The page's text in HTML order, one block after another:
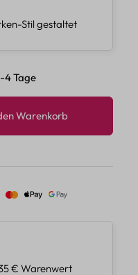
Stil gestaltet
4 Tage
gewünschten
Warenkorb
€ Warenwert